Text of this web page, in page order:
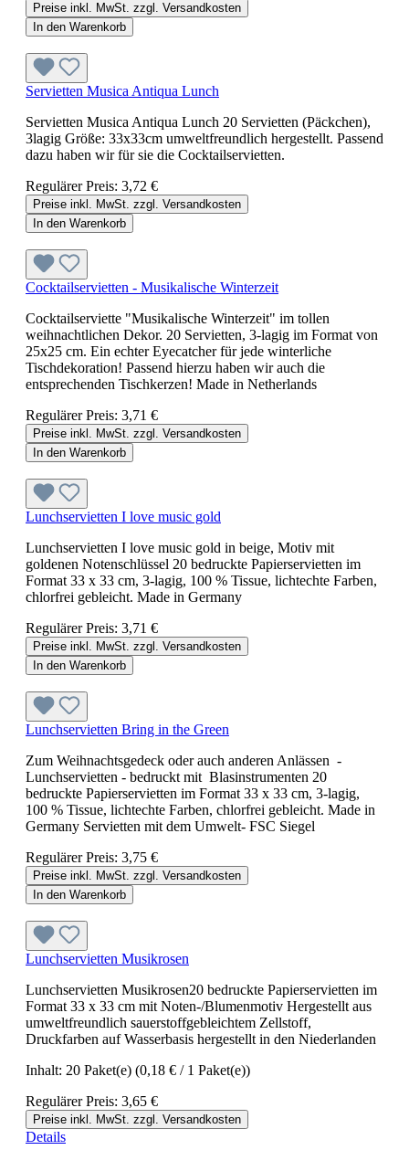
Preise inkl. MwSt. zzgl. Versandkosten
In den Warenkorb
Servietten Musica Antiqua Lunch
Servietten Musica Antiqua Lunch 20 Servietten (Päckchen),
3lagig Größe: 33x33cm umweltfreundlich hergestellt. Passend
dazu haben wir für sie die Cocktailservietten.
Regulärer Preis: 3,72 €
Preise inkl. MwSt. zzgl. Versandkosten
In den Warenkorb
Cocktailservietten - Musikalische Winterzeit
Cocktailserviette "Musikalische Winterzeit" im tollen
weihnachtlichen Dekor. 20 Servietten, 3-lagig im Format von
25x25 cm. Ein echter Eyecatcher für jede winterliche
Tischdekoration! Passend hierzu haben wir auch die
entsprechenden Tischkerzen! Made in Netherlands
Regulärer Preis: 3,71 €
Preise inkl. MwSt. zzgl. Versandkosten
In den Warenkorb
Lunchservietten I love music gold
Lunchservietten I love music gold in beige, Motiv mit
goldenen Notenschlüssel 20 bedruckte Papierservietten im
Format 33 x 33 cm, 3-lagig, 100 % Tissue, lichtechte Farben,
chlorfrei gebleicht. Made in Germany
Regulärer Preis: 3,71 €
Preise inkl. MwSt. zzgl. Versandkosten
In den Warenkorb
Lunchservietten Bring in the Green
Zum Weihnachtsgedeck oder auch anderen Anlässen -
Lunchservietten - bedruckt mit Blasinstrumenten 20
bedruckte Papierservietten im Format 33 x 33 cm, 3-lagig,
100 % Tissue, lichtechte Farben, chlorfrei gebleicht. Made in
Germany Servietten mit dem Umwelt- FSC Siegel
Regulärer Preis: 3,75 €
Preise inkl. MwSt. zzgl. Versandkosten
In den Warenkorb
Lunchservietten Musikrosen
Lunchservietten Musikrosen20 bedruckte Papierservietten im
Format 33 x 33 cm mit Noten-/Blumenmotiv Hergestellt aus
umweltfreundlich sauerstoffgebleichtem Zellstoff,
Druckfarben auf Wasserbasis hergestellt in den Niederlanden
Inhalt: 20 Paket(e) (0,18 € / 1 Paket(e))
Regulärer Preis: 3,65 €
Preise inkl. MwSt. zzgl. Versandkosten
Details